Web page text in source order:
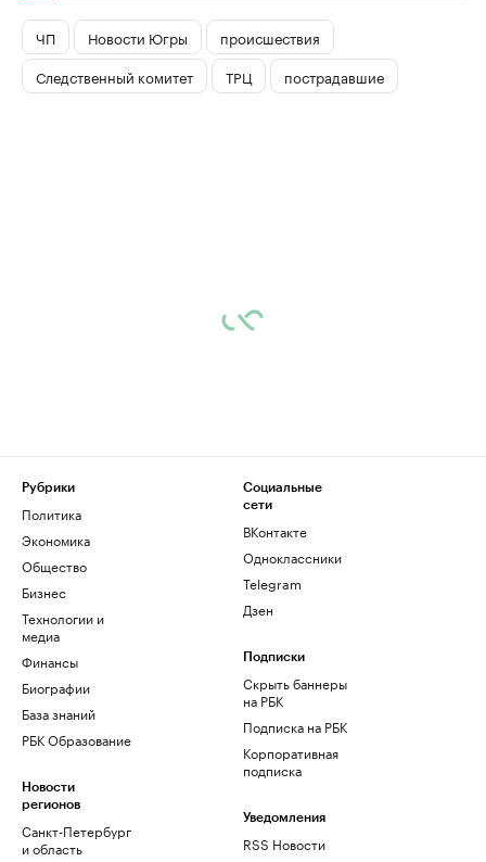
ЧП Новости Югры
происшествия
Следственный комитет
ТРЦ пострадавшие
Рубрики
Политика
Экономика
Общество
Бизнес
Технологии и
медиа
Финансы
Биографии
База знаний
РБК Образование
Новости
регионов
Санкт-Петербург
и область
Социальные
сети
ВКонтакте
Одноклассники
Telegram
Дзен
Подписки
Скрыть баннеры
на РБК
Подписка на РБК
Корпоративная
подписка
Уведомления
RSS Новости